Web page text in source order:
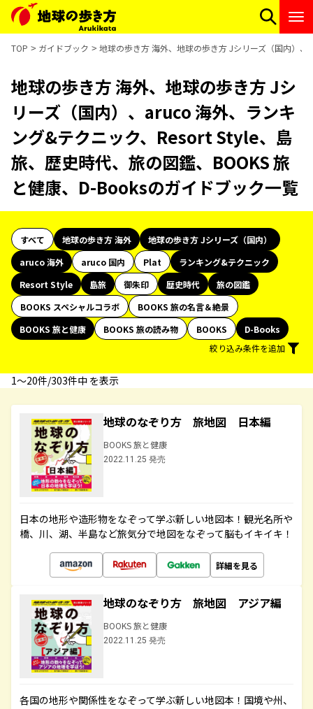
TOP ガイドブック 地球の歩き方 海外、地球の歩き方 Jシリーズ（国内）
地球の歩き方 海外、地球の歩き方 Jシ
リーズ（国内）、aruco 海外、ランキ
ング&テクニック、Resort Style、島
旅、歴史時代、旅の図鑑、BOOKS 旅
と健康、D-Booksのガイドブック一覧
すべて 地球の歩き方 海外
地球の歩き方 Jシリーズ（国内）
aruco 海外
aruco 国内 Plat
ランキング&テクニック
Resort Style
島旅 御朱印 歴史時代
旅の図鑑
BOOKS スペシャルコラボ
BOOKS 旅の名言＆絶景
BOOKS 旅と健康
BOOKS 旅の読み物 BOOKS
D-Books
絞り込み条件を追加
1〜20件/303件中 を表示
地球のなぞり方 旅地図 日本編
BOOKS 旅と健康
2022.11.25 発売
日本の地形や造形物をなぞって学ぶ新しい地図本！観光名所や
橋、川、湖、半島など旅気分で地図をなぞって脳もイキイキ！
詳細を見る
地球のなぞり方 旅地図 アジア編
BOOKS 旅と健康
2022.11.25 発売
各国の地形や関係性をなぞって学ぶ新しい地図本！国境や州、